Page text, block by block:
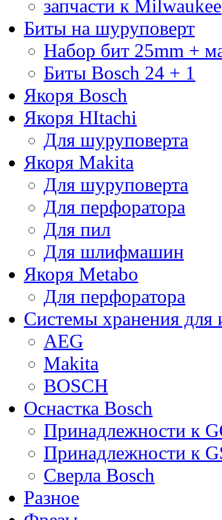
запчасти к Milwaukee
Биты на шуруповерт
Набор бит 25mm +
Биты Bosch 24 + 1
Якоря Bosch
Якоря HItachi
Для шуруповерта
Якоря Makita
Для шуруповерта
Для перфоратора
Для пил
Для шлифмашин
Якоря Metabo
Для перфоратора
Системы хранения для
AEG
Makita
BOSCH
Оснастка Bosch
Принадлежности к
Принадлежности к
Сверла Bosch
Разное